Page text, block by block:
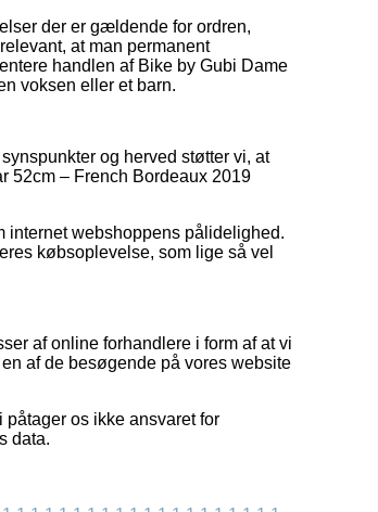
der er gældende for ordren,
at man permanent
handlen af Bike by Gubi Dame
voksen eller et barn.
og herved støtter vi, at
52cm – French Bordeaux 2019
internet webshoppens pålidelighed.
købsoplevelse, som lige så vel
af online forhandlere i form af at vi
af de besøgende på vores website
os ikke ansvaret for
data.